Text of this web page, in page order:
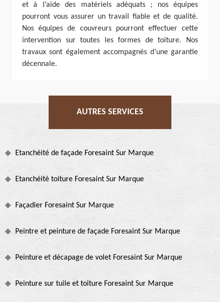
et à l’aide des matériels adéquats ; nos équipes
pourront vous assurer un travail fiable et de qualité.
Nos équipes de couvreurs pourront effectuer cette
intervention sur toutes les formes de toiture. Nos
travaux sont également accompagnés d’une garantie
décennale.
AUTRES SERVICES
Etanchéité de façade Foresaint Sur Marque
Etanchéité toiture Foresaint Sur Marque
Façadier Foresaint Sur Marque
Peintre et peinture de façade Foresaint Sur Marque
Peinture et décapage de volet Foresaint Sur Marque
Peinture sur tuile et toiture Foresaint Sur Marque